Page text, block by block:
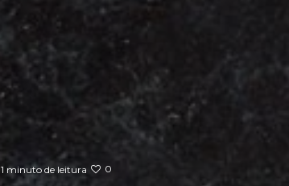
1 minuto de leitura 0